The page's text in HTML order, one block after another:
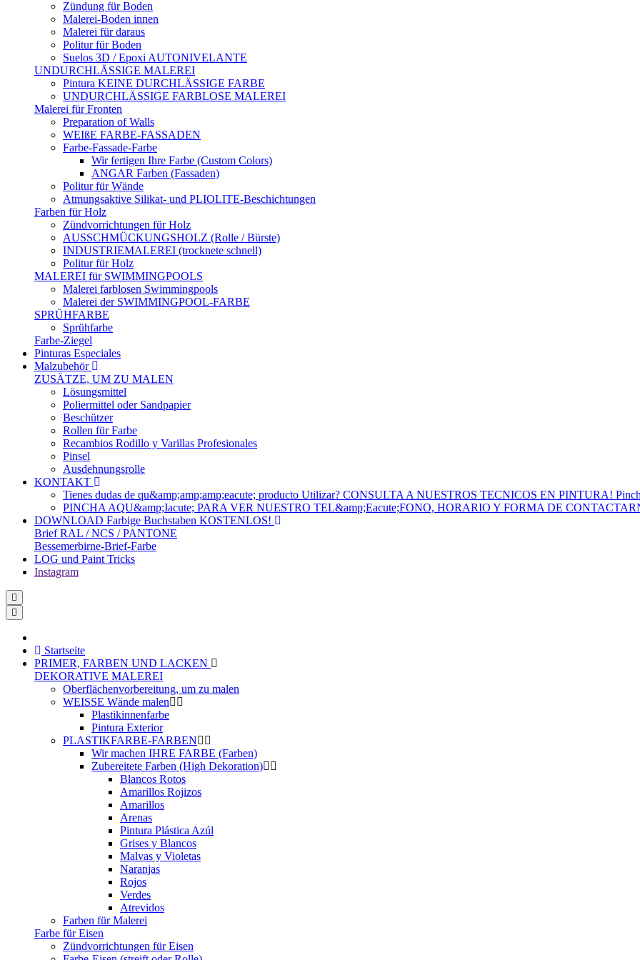
Zündung für Boden
Malerei-Boden innen
Malerei für daraus
Politur für Boden
Suelos 3D / Epoxi AUTONIVELANTE
UNDURCHLÄSSIGE MALEREI
Pintura KEINE DURCHLÄSSIGE FARBE
UNDURCHLÄSSIGE FARBLOSE MALEREI
Malerei für Fronten
Preparation of Walls
WEIßE FARBE-FASSADEN
Farbe-Fassade-Farbe
Wir fertigen Ihre Farbe (Custom Colors)
ANGAR Farben (Fassaden)
Politur für Wände
Atmungsaktive Silikat- und PLIOLITE-Beschichtungen
Farben für Holz
Zündvorrichtungen für Holz
AUSSCHMÜCKUNGSHOLZ (Rolle / Bürste)
INDUSTRIEMALEREI (trocknete schnell)
Politur für Holz
MALEREI für SWIMMINGPOOLS
Malerei farblosen Swimmingpools
Malerei der SWIMMINGPOOL-FARBE
SPRÜHFARBE
Sprühfarbe
Farbe-Ziegel
Pinturas Especiales
Malzubehör
ZUSÄTZE, UM ZU MALEN
Lösungsmittel
Poliermittel oder Sandpapier
Beschützer
Rollen für Farbe
Recambios Rodillo y Varillas Profesionales
Pinsel
Ausdehnungsrolle
KONTAKT
Tienes dudas de qu&amp;amp;amp;eacute; producto Utilizar? CONSULTA A NUESTROS TECNICOS EN PINTURA!
PINCHA AQU&amp;Iacute; PARA VER NUESTRO TEL&amp;Eacute;FONO, HORARIO Y FORMA DE
DOWNLOAD Farbige Buchstaben KOSTENLOS!
Brief RAL / NCS / PANTONE
Bessemerbirne-Brief-Farbe
LOG und Paint Tricks
Instagram
Startseite
PRIMER, FARBEN UND LACKEN
DEKORATIVE MALEREI
Oberflächenvorbereitung, um zu malen
WEISSE Wände malen
Plastikinnenfarbe
Pintura Exterior
PLASTIKFARBE-FARBEN
Wir machen IHRE FARBE (Farben)
Zubereitete Farben (High Dekoration)
Blancos Rotos
Amarillos Rojizos
Amarillos
Arenas
Pintura Plástica Azúl
Grises y Blancos
Malvas y Violetas
Naranjas
Rojos
Verdes
Atrevidos
Farben für Malerei
Farbe für Eisen
Zündvorrichtungen für Eisen